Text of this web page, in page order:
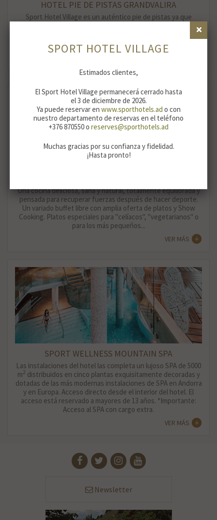
HOTEL PIE DE PISTAS GRANDVALIRA
Sport Hotel Village es un auténtico pie de pistas ya que
dispone de acceso directo a la estación de esquí Grandvalira
mediante un moderno y silencioso telecabina que parte desde
las entrañas del hotel...
Una cocina deliciosa, sana y natural, totalmente equilibrada y
pensada para recuperar fuerzas después de hacer deporte.
Un variado buffet libre con amplia oferta de platos y Show
Cooking. Platos especiales para "celíacos", "vegetarianos" o
para los más pequeños...
VER MÁS
SPORT WELLNESS MOUNTAIN SPA
Las instalaciones del hotel las completa un lujoso SPA de 5000
m2 distribuidos en cinco plantas exquisitamente decoradas y
dotadas de las más modernas instalaciones de SPA en Andorra
y en Europa. Acceso directo desde el interior del hotel. El
acceso está reservado a mayores de 13 años. *Importante:
Acceso al SPA con cargo extra.
VER MÁS
Newsletter
SPORT HOTEL VILLAGE
Estimados clientes,
El Sport Hotel Village permanecerá cerrado hasta
el 3 de diciembre de 2026.
Ya puede reservar en www.sporthotels.ad o con
nuestro departamento de reservas en el teléfono
+376 870550 o reserves@sporthotels.ad
Muchas gracias por su confianza y fidelidad.
¡Hasta pronto!